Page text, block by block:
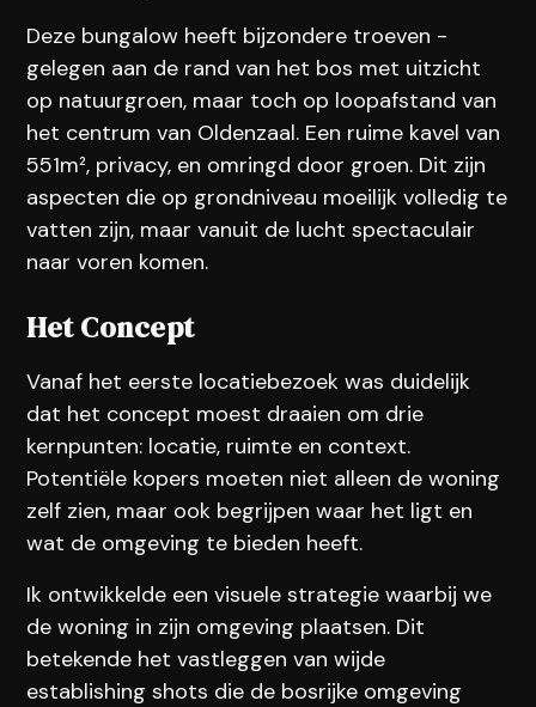
Deze bungalow heeft bijzondere troeven -
gelegen aan de rand van het bos met uitzicht
op natuurgroen, maar toch op loopafstand van
het centrum van Oldenzaal. Een ruime kavel van
551m², privacy, en omringd door groen. Dit zijn
aspecten die op grondniveau moeilijk volledig te
vatten zijn, maar vanuit de lucht spectaculair
naar voren komen.
Het Concept
Vanaf het eerste locatiebezoek was duidelijk
dat het concept moest draaien om drie
kernpunten: locatie, ruimte en context.
Potentiële kopers moeten niet alleen de woning
zelf zien, maar ook begrijpen waar het ligt en
wat de omgeving te bieden heeft.
Ik ontwikkelde een visuele strategie waarbij we
de woning in zijn omgeving plaatsen. Dit
betekende het vastleggen van wijde
establishing shots die de bosrijke omgeving